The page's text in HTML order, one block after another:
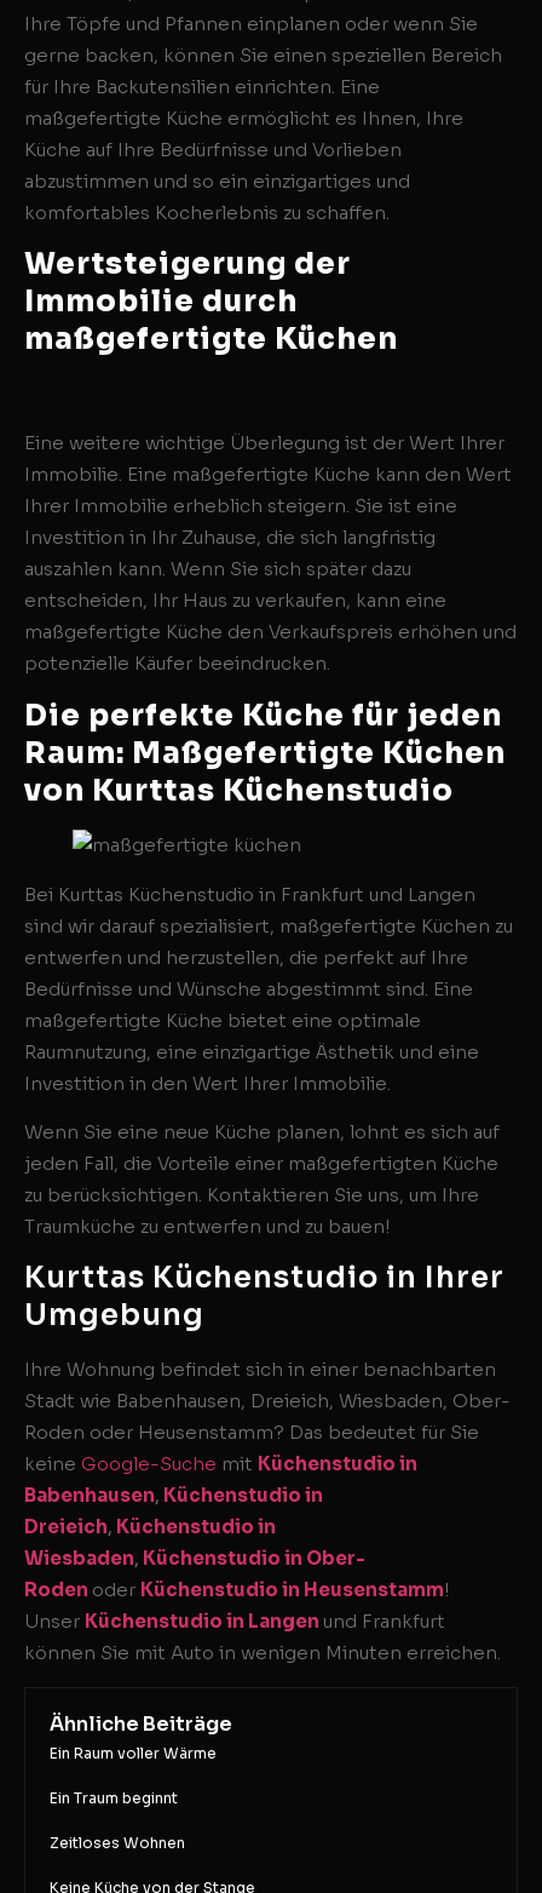
Ihre Töpfe und Pfannen einplanen oder wenn Sie
gerne backen, können Sie einen speziellen Bereich
für Ihre Backutensilien einrichten. Eine
maßgefertigte Küche ermöglicht es Ihnen, Ihre
Küche auf Ihre Bedürfnisse und Vorlieben
abzustimmen und so ein einzigartiges und
komfortables Kocherlebnis zu schaffen.
Wertsteigerung der
Immobilie durch
maßgefertigte Küchen
Eine weitere wichtige Überlegung ist der Wert Ihrer
Immobilie. Eine maßgefertigte Küche kann den Wert
Ihrer Immobilie erheblich steigern. Sie ist eine
Investition in Ihr Zuhause, die sich langfristig
auszahlen kann. Wenn Sie sich später dazu
entscheiden, Ihr Haus zu verkaufen, kann eine
maßgefertigte Küche den Verkaufspreis erhöhen und
potenzielle Käufer beeindrucken.
Die perfekte Küche für jeden
Raum: Maßgefertigte Küchen
von Kurttas Küchenstudio
Bei Kurttas Küchenstudio in Frankfurt und Langen
sind wir darauf spezialisiert, maßgefertigte Küchen zu
entwerfen und herzustellen, die perfekt auf Ihre
Bedürfnisse und Wünsche abgestimmt sind. Eine
maßgefertigte Küche bietet eine optimale
Raumnutzung, eine einzigartige Ästhetik und eine
Investition in den Wert Ihrer Immobilie.
Wenn Sie eine neue Küche planen, lohnt es sich auf
jeden Fall, die Vorteile einer maßgefertigten Küche
zu berücksichtigen. Kontaktieren Sie uns, um Ihre
Traumküche zu entwerfen und zu bauen!
Kurttas Küchenstudio in Ihrer
Umgebung
Ihre Wohnung befindet sich in einer benachbarten
Stadt wie Babenhausen, Dreieich, Wiesbaden, Ober-
Roden oder Heusenstamm? Das bedeutet für Sie
keine Google-Suche mit Küchenstudio in
Babenhausen, Küchenstudio in
Dreieich, Küchenstudio in
Wiesbaden, Küchenstudio in Ober-
Roden oder Küchenstudio in Heusenstamm!
Unser Küchenstudio in Langen und Frankfurt
können Sie mit Auto in wenigen Minuten erreichen.
Ähnliche Beiträge
Ein Raum voller Wärme
Ein Traum beginnt
Zeitloses Wohnen
Keine Küche von der Stange